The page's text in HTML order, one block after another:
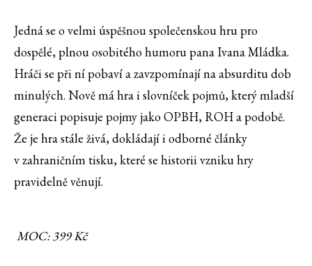
Jedná se o velmi úspěšnou společenskou hru pro
dospělé, plnou osobitého humoru pana Ivana Mládka.
Hráči se při ní pobaví a zavzpomínají na absurditu dob
minulých. Nově má hra i slovníček pojmů, který mladší
generaci popisuje pojmy jako OPBH, ROH a podobě.
Že je hra stále živá, dokládají i odborné články
v zahraničním tisku, které se historii vzniku hry
pravidelně věnují.
MOC: 399 Kč